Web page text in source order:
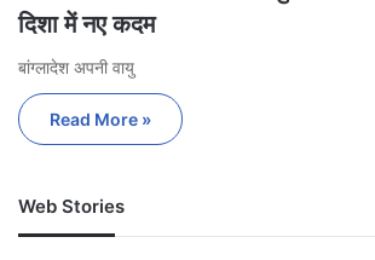
दिशा में नए कदम
बांग्लादेश अपनी वायु
Read More »
Web Stories
जम्मू-कश्मीर में बारिश से
अपडेट
खाई में